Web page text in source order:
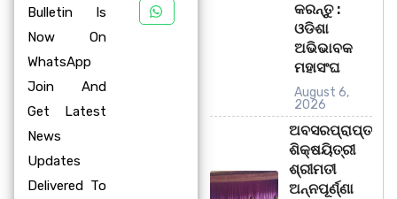
Bulletin Is
Now On
WhatsApp
Join And
Get Latest
News
Updates
Delivered To
କରନ୍ତୁ :
ଓଡିଶା
ଅଭିଭାବକ
ମହାସଂଘ
August 6,
2026
ଅବସରପ୍ରାପ୍ତ
ଶିକ୍ଷୟିତ୍ରୀ
ଶ୍ରୀମତୀ
ଅନ୍ନପୂର୍ଣ୍ଣା